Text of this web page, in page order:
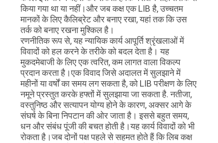
किया गया था या नहीं।और जब कक्ष एक LIB है, उच्चतम
मानकों के लिए कैलिब्रेट और बनाए रखा, यहां तक कि उस
तर्क को बनाए रखना मुश्किल है।
रणनीतिक रूप से, यह न्यायिक कार्य आपूर्ति श्रृंखलाओं में
विवादों को हल करने के तरीके को बदल देता है। यह
मुकदमेबाजी के लिए एक त्वरित, कम लागत वाला विकल्प
प्रदान करता है।एक विवाद जिसे अदालत में सुलझाने में
महीनों या वर्षों का समय लग सकता है, को LIB परीक्षण के लिए
नमूने प्रस्तुत करके हफ्तों में सुलझाया जा सकता है. नतीजा,
वस्तुनिष्ठ और सत्यापन योग्य होने के कारण, अक्सर आगे के
संघर्ष के बिना निपटान की ओर जाता है। इससे बहुत समय,
धन और संबंध पूंजी की बचत होती है।यह कार्य विवादों को भी
रोकता है।जब दोनों पक्ष पहले से सहमत होते हैं कि लिब कक्ष